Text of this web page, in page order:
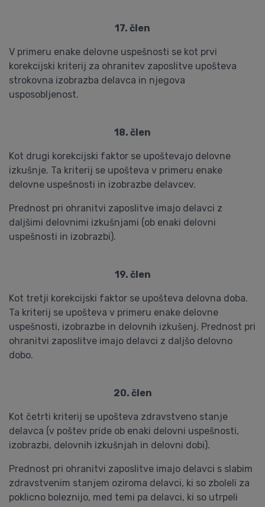
17. člen
V primeru enake delovne uspešnosti se kot prvi
korekcijski kriterij za ohranitev zaposlitve upošteva
strokovna izobrazba delavca in njegova
usposobljenost.
18. člen
Kot drugi korekcijski faktor se upoštevajo delovne
izkušnje. Ta kriterij se upošteva v primeru enake
delovne uspešnosti in izobrazbe delavcev.
Prednost pri ohranitvi zaposlitve imajo delavci z
daljšimi delovnimi izkušnjami (ob enaki delovni
uspešnosti in izobrazbi).
19. člen
Kot tretji korekcijski faktor se upošteva delovna doba.
Ta kriterij se upošteva v primeru enake delovne
uspešnosti, izobrazbe in delovnih izkušenj. Prednost pri
ohranitvi zaposlitve imajo delavci z daljšo delovno
dobo.
20. člen
Kot četrti kriterij se upošteva zdravstveno stanje
delavca (v poštev pride ob enaki delovni uspešnosti,
izobrazbi, delovnih izkušnjah in delovni dobi).
Prednost pri ohranitvi zaposlitve imajo delavci s slabim
zdravstvenim stanjem oziroma delavci, ki so zboleli za
poklicno boleznijo, med temi pa delavci, ki so utrpeli